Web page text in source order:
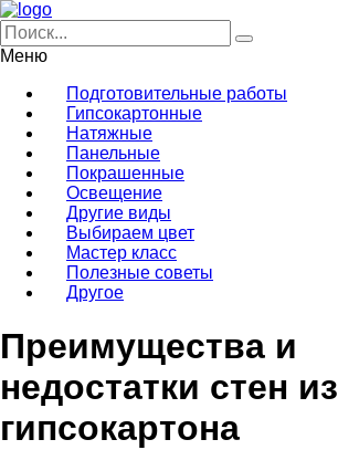
Меню
Подготовительные работы
Гипсокартонные
Натяжные
Панельные
Покрашенные
Освещение
Другие виды
Выбираем цвет
Мастер класс
Полезные советы
Другое
Преимущества и
недостатки стен из
гипсокартона